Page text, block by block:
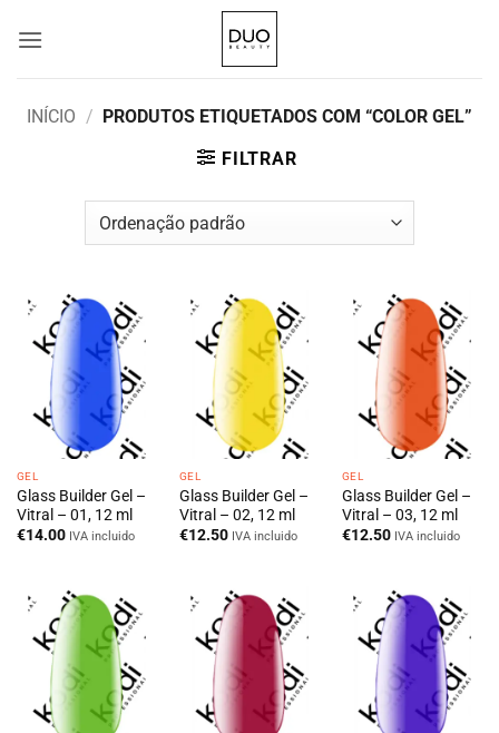
INÍCIO / PRODUTOS ETIQUETADOS COM “COLOR GEL”
FILTRAR
GEL
Glass Builder Gel –
Vitral – 01, 12 ml
€14.00 IVA incluido
GEL
Glass Builder Gel –
Vitral – 02, 12 ml
€12.50 IVA incluido
GEL
Glass Builder Gel –
Vitral – 03, 12 ml
€12.50 IVA incluido